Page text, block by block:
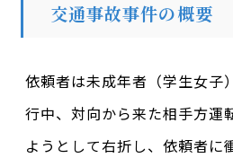
交通事故事件の概要
依頼者は未成年者（学生女子
行中、対向から来た相手方運
ようとして右折し、依頼者に